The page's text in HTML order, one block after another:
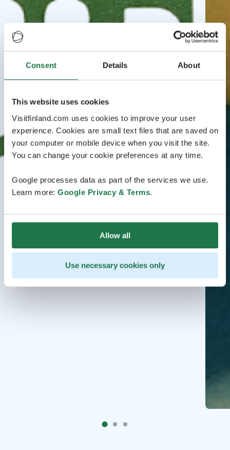
Consent Details About
This website uses cookies
Visitfinland.com uses cookies to improve your user
experience. Cookies are small text files that are saved on
your computer or mobile device when you visit the site.
You can change your cookie preferences at any time.
Google processes data as part of the services we use.
Learn more: Google Privacy & Terms.
Allow all
Use necessary cookies only